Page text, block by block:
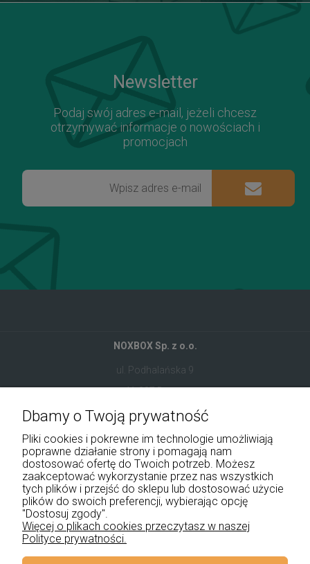
Newsletter
Podaj swój adres e-mail, jeżeli chcesz
otrzymywać informacje o nowościach i
promocjach
NOXBOX Sp. z o.o.
ul. Podhalańska 9
41-907 Bytom
+48 534 555 344
sklep@noxbox.pl
Pomoc
Płatności i dostawa
Dbamy o Twoją prywatność
Pliki cookies i pokrewne im technologie umożliwiają
poprawne działanie strony i pomagają nam
dostosować ofertę do Twoich potrzeb. Możesz
zaakceptować wykorzystanie przez nas wszystkich
tych plików i przejść do sklepu lub dostosować użycie
plików do swoich preferencji, wybierając opcję
"Dostosuj zgody".
Więcej o plikach cookies przeczytasz w naszej
Polityce prywatności.